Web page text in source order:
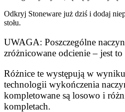
Odkryj Stoneware już dziś i dodaj
stołu.
UWAGA: Poszczególne
zróżnicowane odcienie – jest to
Różnice te występują w
technologii wykończenia
kompletowane są losowo i
kompletach.